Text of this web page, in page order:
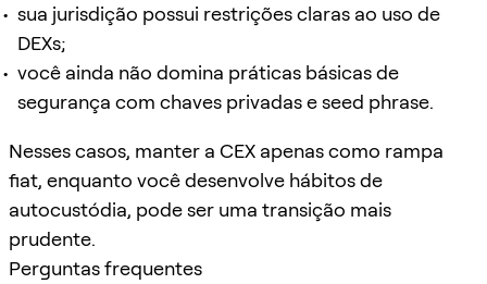
sua jurisdição possui restrições claras ao uso de
DEXs;
você ainda não domina práticas básicas de
segurança com chaves privadas e seed phrase.
Nesses casos, manter a CEX apenas como rampa
fiat, enquanto você desenvolve hábitos de
autocustódia, pode ser uma transição mais
prudente.
Perguntas frequentes